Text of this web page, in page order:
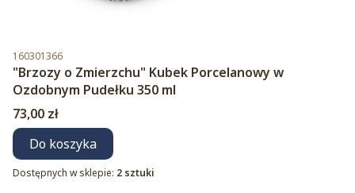
Kod produktu
160301366
"Brzozy o Zmierzchu" Kubek Porcelanowy w
Ozdobnym Pudełku 350 ml
Cena
73,00 zł
Do koszyka
Dostępnych w sklepie: 2 sztuki